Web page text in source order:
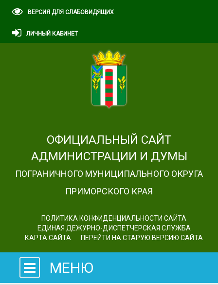
ВЕРСИЯ ДЛЯ СЛАБОВИДЯЩИХ
ЛИЧНЫЙ КАБИНЕТ
ОФИЦИАЛЬНЫЙ САЙТ
АДМИНИСТРАЦИИ И ДУМЫ
ПОГРАНИЧНОГО МУНИЦИПАЛЬНОГО ОКРУГА
ПРИМОРСКОГО КРАЯ
ПОЛИТИКА КОНФИДЕНЦИАЛЬНОСТИ САЙТА
ЕДИНАЯ ДЕЖУРНО-ДИСПЕТЧЕРСКАЯ СЛУЖБА
КАРТА САЙТА
ПЕРЕЙТИ НА СТАРУЮ ВЕРСИЮ САЙТА
МЕНЮ